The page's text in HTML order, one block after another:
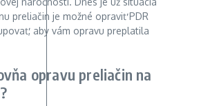
preliačin je možné opraviť PDR
aby vám opravu preplatila
opravu preliačin na